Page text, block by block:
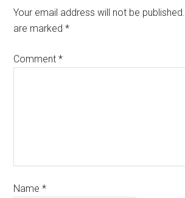
Your email address will not be published.
are marked*
Comment*
Name*